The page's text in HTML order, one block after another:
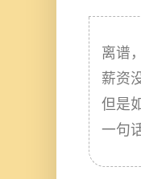
离谱
薪资
但是
一句